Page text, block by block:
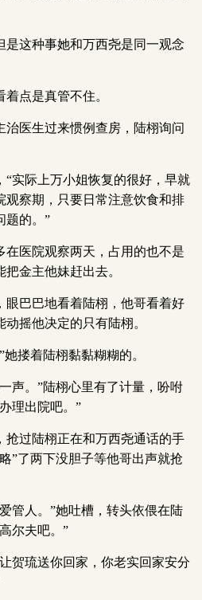
是这种事她和万西尧是同一观念
点是真管不住。
治医生过来惯例查房，陆栩询问
“实际上万小姐恢复的很好，早就
观察期，只要日常注意饮食和排
题的。”
在医院观察两天，占用的也不是
金主他妹赶出去。
眼巴巴地看着陆栩，他哥看着好
摇他决定的只有陆栩。
搂着陆栩黏黏糊糊的。
声。”陆栩心里有了计量，吩咐
理出院吧。”
抢过陆栩正在和万西尧通话的手
”了两下没胆子等他哥出声就抢
管人。”她吐槽，转头依偎在陆
尔夫吧。”
贺琉送你回家，你老实回家安分